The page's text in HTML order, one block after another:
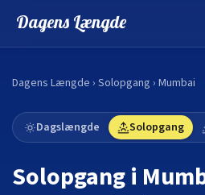
Dagens Længde
Dagens Længde › Solopgang › Mumbai
Dagslængde Solopgang
Solopgang i